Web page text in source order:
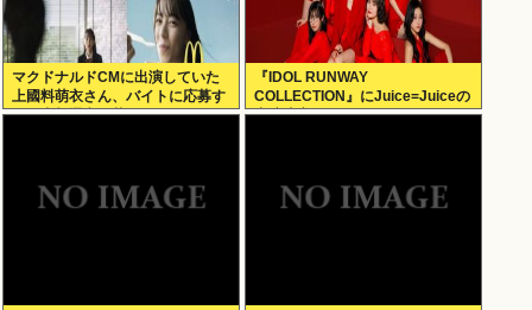
マクドナルドCMに出演していた
上國料萌衣さん、バイトに応募す
るも書類選考で落ちる
『IDOL RUNWAY
COLLECTION』にJuice=Juiceの
出演決定